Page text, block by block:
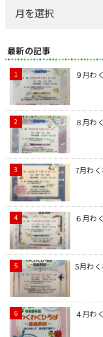
最新の記事
９月わ
８月わ
7月わく
６月わ
5月わく
４月わ